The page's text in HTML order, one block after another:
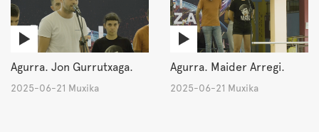
Agurra. Jon Gurrutxaga.
2025-06-21 Muxika
Agurra. Maider Arregi.
2025-06-21 Muxika